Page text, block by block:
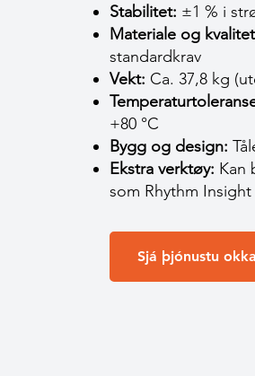
Stabilitet: ±1 % i
Materiale og
standardkrav
Vekt: Ca. 37,8 kg
+80 °C
Bygg og design:
Ekstra verktøy: Kan
som Rhythm Insight
Sjá þjónustu